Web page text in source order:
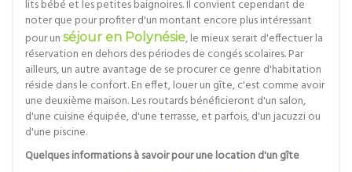
lits bébé et les petites baignoires. Il convient cependant de
noter que pour profiter d'un montant encore plus intéressant
pour un séjour en Polynésie, le mieux serait d'effectuer la
réservation en dehors des périodes de congés scolaires. Par
ailleurs, un autre avantage de se procurer ce genre d'habitation
réside dans le confort. En effet, louer un gîte, c'est comme avoir
une deuxième maison. Les routards bénéficieront d'un salon,
d'une cuisine équipée, d'une terrasse, et parfois, d'un jacuzzi ou
d'une piscine.
Quelques informations à savoir pour une location d'un gîte